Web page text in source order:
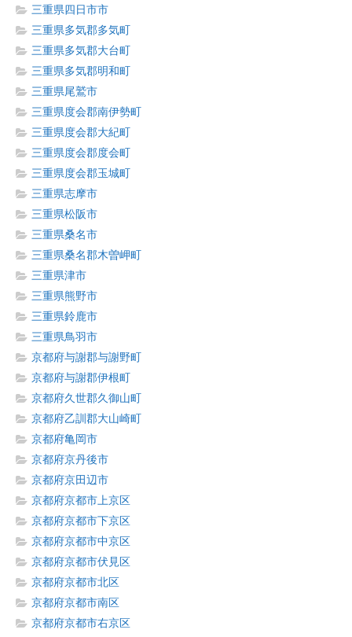
三重県四日市市
三重県多気郡多気町
三重県多気郡大台町
三重県多気郡明和町
三重県尾鷲市
三重県度会郡南伊勢町
三重県度会郡大紀町
三重県度会郡度会町
三重県度会郡玉城町
三重県志摩市
三重県松阪市
三重県桑名市
三重県桑名郡木曽岬町
三重県津市
三重県熊野市
三重県鈴鹿市
三重県鳥羽市
京都府与謝郡与謝野町
京都府与謝郡伊根町
京都府久世郡久御山町
京都府乙訓郡大山崎町
京都府亀岡市
京都府京丹後市
京都府京田辺市
京都府京都市上京区
京都府京都市下京区
京都府京都市中京区
京都府京都市伏見区
京都府京都市北区
京都府京都市南区
京都府京都市右京区